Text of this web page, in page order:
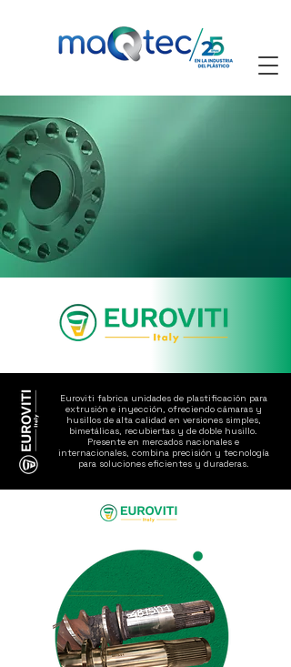
Euroviti fabrica unidades de plastificación para
extrusión e inyección, ofreciendo cámaras y
husillos de alta calidad en versiones simples,
bimetálicas, recubiertas y de doble husillo.
Presente en mercados nacionales e
internacionales, combina precisión y tecnología
para soluciones eficientes y duraderas.